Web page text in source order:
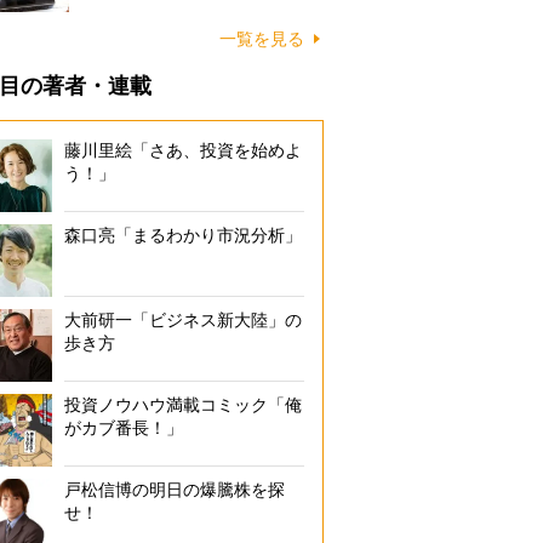
一覧を見る
の著者・連載
藤川里絵「さあ、投資を始めよ
う！」
森口亮「まるわかり市況分析」
大前研一「ビジネス新大陸」の
歩き方
投資ノウハウ満載コミック「俺
がカブ番長！」
戸松信博の明日の爆騰株を探
せ！